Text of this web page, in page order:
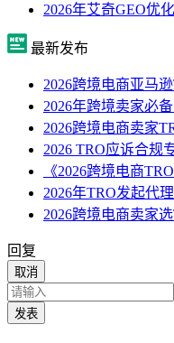
2026年艾奇GEO优
最新发布
2026跨境电商亚马
2026年跨境卖家必
2026跨境电商卖家
2026 TRO应诉合规
《2026跨境电商
2026年TRO发起代
2026跨境电商卖家
回复
取消
发表